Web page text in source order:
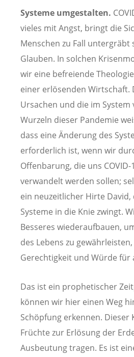
Systeme umgestalten.
vieles mit Angst, bringt die
Menschen zu Fall untergräbt
Glauben. In solchen
wir eine befreiende
einer erlösenden Wirtschaft.
Ursachen und die im System
Wurzeln dieser Pandemie
dass eine Änderung des
erforderlich ist, wenn wir
Offenbarung, die uns
verwandelt werden sollen;
ein neuzeitlicher Hirte David,
Systeme in die Knie zwingt.
Besseres wiederaufbauen,
des Lebens zu
Gerechtigkeit und Würde für
Das ist ein prophetischer
können wir hier einen Weg
Schöpfung erkennen. Dieser
Früchte zur Erlösung der
Ausbeutung tragen. Es ist